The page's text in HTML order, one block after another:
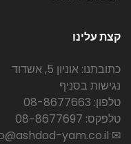
קצת עלינו
כתובתנו: אוניון 5, אשדוד
נגישות בסניף
טלפון: 08-8677663
טלפקס: 08-8677697
✉ info@ashdod-yam.co.il